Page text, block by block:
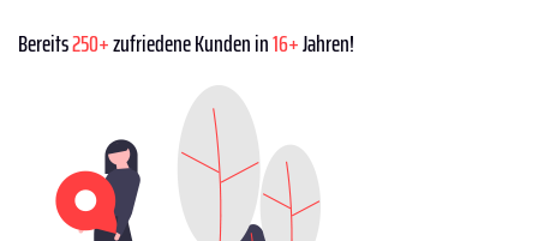
Bereits250+zufriedene Kunden in16+Jahren!